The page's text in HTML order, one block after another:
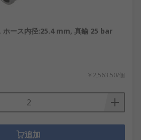
ホース内径:25.4 mm, 真鍮 25 bar
￥2,563.50/個
追加